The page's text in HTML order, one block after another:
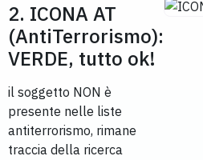
2. ICONA AT
(AntiTerrorismo):
VERDE, tutto ok!
il soggetto NON è
presente nelle liste
antiterrorismo, rimane
traccia della ricerca